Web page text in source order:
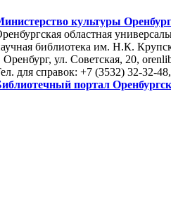
культуры
областная
библиотека им. Н.К.
Оренбург, ул. Советская, 20,
для справок: +7 (3532) 32-32-
портал